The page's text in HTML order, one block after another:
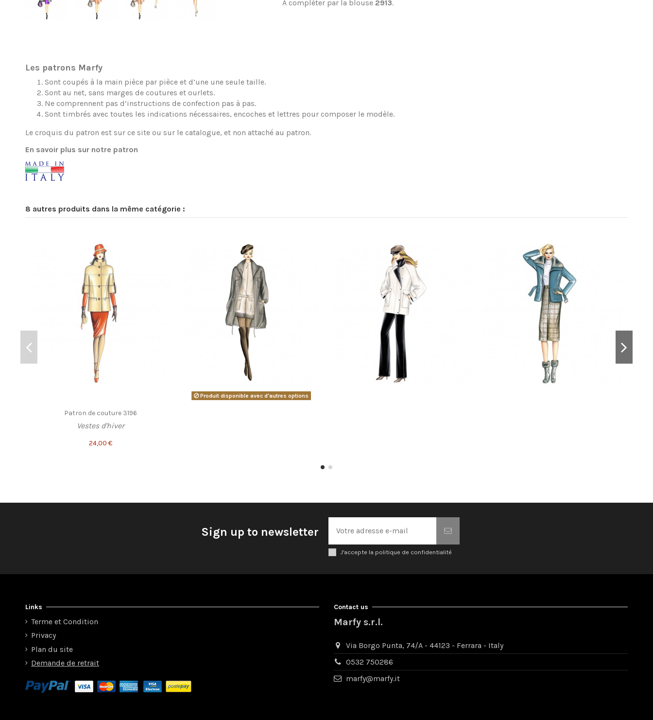
A compléter par la blouse 2913.
Les patrons Marfy
Sont coupés à la main pièce par pièce et d’une une seule taille.
Sont au net, sans marges de coutures et ourlets.
Ne comprennent pas d’instructions de confection pas à pas.
Sont timbrés avec toutes les indications nécessaires, encoches et lettres pour composer le modèle.
Le croquis du patron est sur ce site ou sur le catalogue, et non attaché au patron.
En savoir plus sur notre patron
8 autres produits dans la même catégorie :
Patron de couture 3196
Vestes d'hiver
24,00 €
Produit disponible avec d'autres options
Sign up to newsletter
J'accepte la politique de confidentialité
Links
Terme et Condition
Privacy
Plan du site
Demande de retrait
Contact us
Marfy s.r.l.
Via Borgo Punta, 74/A - 44123 - Ferrara - Italy
0532 750286
marfy@marfy.it